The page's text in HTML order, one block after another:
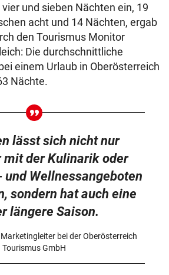
und sieben Nächten ein, 19
acht und 14 Nächten, ergab
den Tourismus Monitor
Die durchschnittliche
einem Urlaub in Oberösterreich
Nächte.
lässt sich nicht nur
mit der Kulinarik oder
und Wellnessangeboten
sondern hat auch eine
längere Saison.
bei der Oberösterreich
Tourismus GmbH